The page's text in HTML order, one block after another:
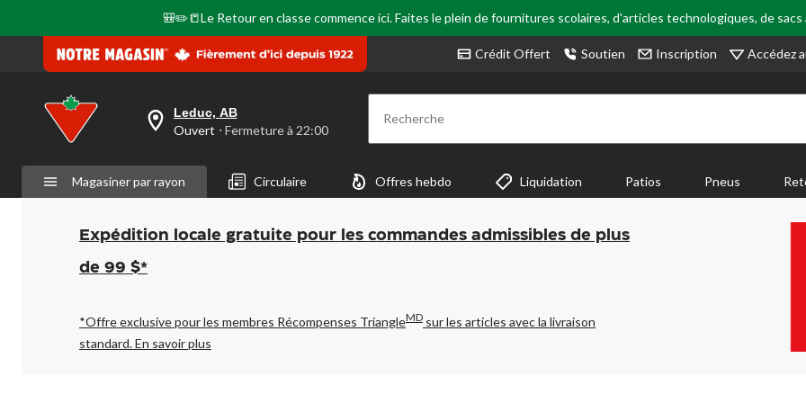
🎒✏️📒Le Retour en classe commence ici. Faites le plein de fournitures scolaires, d'articles technologiques, de
Crédit Offert Soutien Inscription Accédez
votre
est
Leduc,
AB,
Ouvert,
Fermeture
à
pour
changer
Leduc, AB
Ouvert ⋅ Fermeture à 22:00 Recherche
Magasiner par rayon Circulaire Offres hebdo Liquidation Patios Pneus
Expédition locale gratuite pour les commandes admissibles de plus
de 99 $*
*Offre exclusive pour les membres Récompenses TriangleMD sur les articles avec la livraison
standard.En savoir plus
même